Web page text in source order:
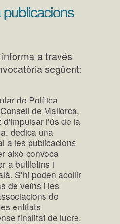
a través
següent:
de Política
de Mallorca,
l’ús de la
dedica una
a les publicacions
això convoca
a butlletins i
S’hi poden acollir
de veïns i les
de
entitats
finalitat de lucre.